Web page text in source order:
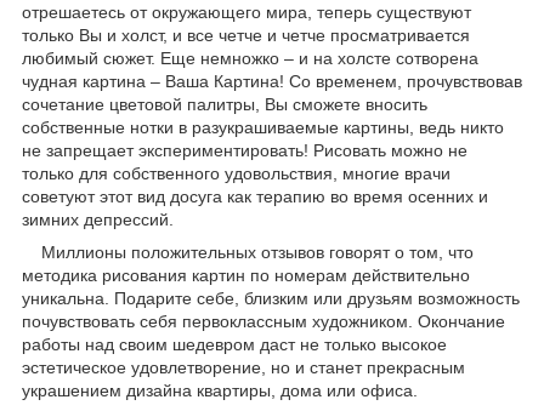
отрешаетесь от окружающего мира, теперь существуют
только Вы и холст, и все четче и четче просматривается
любимый сюжет. Еще немножко – и на холсте сотворена
чудная картина – Ваша Картина! Со временем, прочувствовав
сочетание цветовой палитры, Вы сможете вносить
собственные нотки в разукрашиваемые картины, ведь никто
не запрещает экспериментировать! Рисовать можно не
только для собственного удовольствия, многие врачи
советуют этот вид досуга как терапию во время осенних и
зимних депрессий.
Миллионы положительных отзывов говорят о том, что
методика рисования картин по номерам действительно
уникальна. Подарите себе, близким или друзьям возможность
почувствовать себя первоклассным художником. Окончание
работы над своим шедевром даст не только высокое
эстетическое удовлетворение, но и станет прекрасным
украшением дизайна квартиры, дома или офиса.